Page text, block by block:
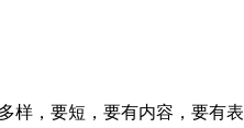
样，要短，要有内容，要有表